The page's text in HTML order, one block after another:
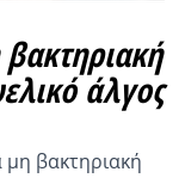
άλγος
μη βακτηριακή